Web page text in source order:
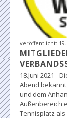
veröffentlicht:
18.Juni 2021 -
Abend
und dem
Außenbereich
Tennisplatz